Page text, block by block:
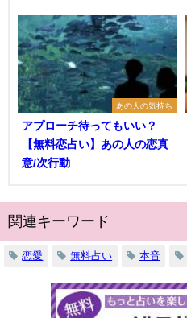
あの人の気持ち
アプローチ待ってもいい？
【無料恋占い】あの人の恋真
意/次行動
関連キーワード
恋愛 無料占い 本音